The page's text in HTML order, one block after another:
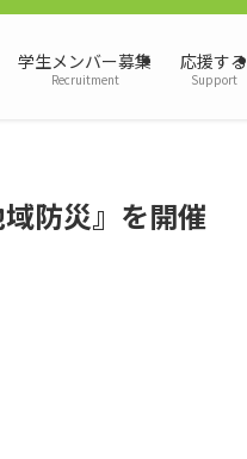
学生メンバー募集
Recruitment
応援する
Support
防災』を開催